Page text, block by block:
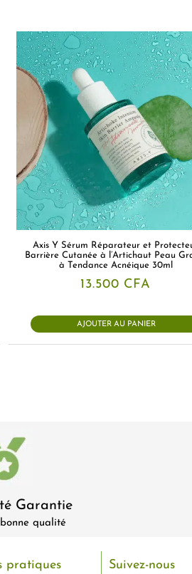
Axis Y Sérum Réparateur et
Barrière Cutanée à l’Artichaut Peau
à Tendance Acnéique 30ml
13.500 CFA
AJOUTER AU PANIER
Garantie
qualité
pratiques Suivez-nous